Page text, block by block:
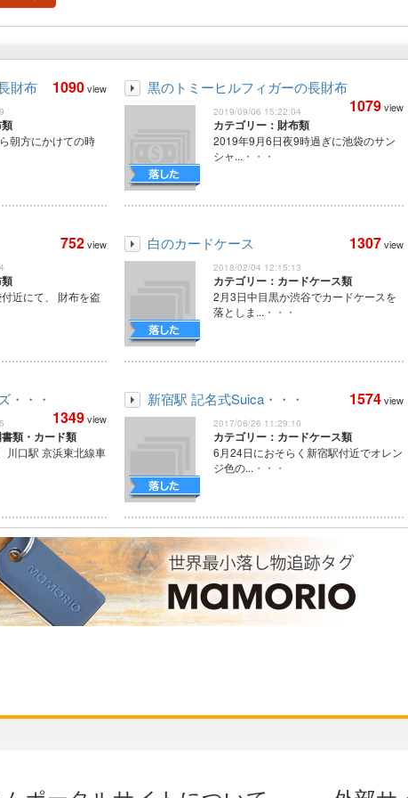
財布 1090view
朝方にかけての時
黒のトミーヒルフィガーの長財布
1079view
2019/09/06 15:22:04
カテゴリー：財布類
2019年9月6日夜9時過ぎに池袋のサン
シャ... ・・・
752view
近にて、 財布を盗
白のカードケース 1307view
2018/02/04 12:15:13
カテゴリー：カードケース類
2月3日中目黒か渋谷でカードケースを
落としま... ・・・
・・・
1349view
類・カード類
川口駅 京浜東北線車
新宿駅 記名式Suica・・・ 1574view
2017/06/26 11:29:10
カテゴリー：カードケース類
6月24日におそらく新宿駅付近でオレン
ジ色の... ・・・